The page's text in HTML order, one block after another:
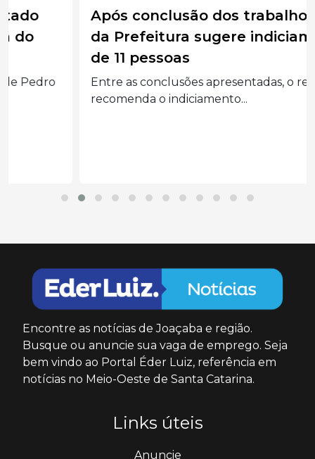
Após conclusão dos trabalhos, CPI
da Prefeitura sugere indiciamento
de 11 pessoas
Entre as conclusões apresentadas, o relatório
recomenda o indiciamento...
Encontre as notícias de Joaçaba e região.
Busque ou anuncie sua vaga de emprego. Seja
bem vindo ao Portal Éder Luiz, referência em
notícias no Meio-Oeste de Santa Catarina.
Links úteis
Anuncie